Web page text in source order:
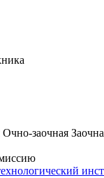
Очно-заочная